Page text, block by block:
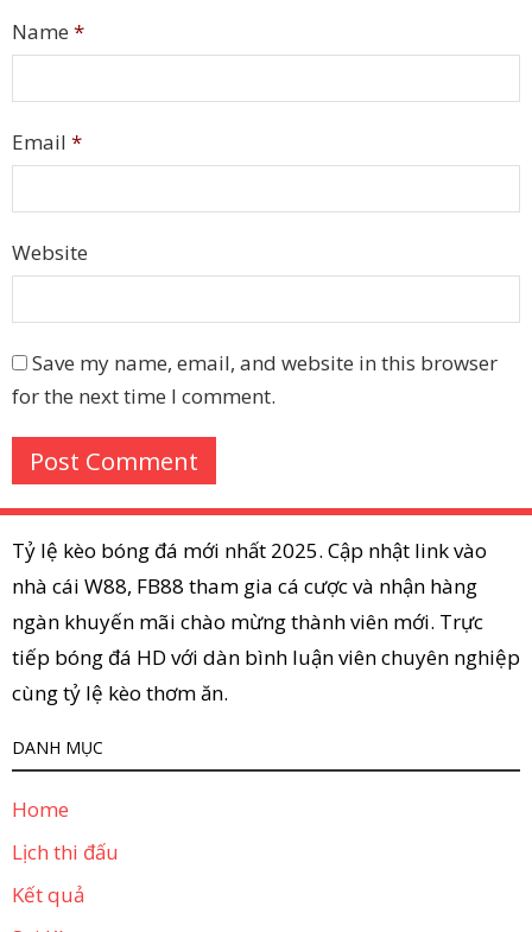
Name *
Email *
Website
Save my name, email, and website in this browser
for the next time I comment.
Tỷ lệ kèo bóng đá mới nhất 2025. Cập nhật link vào
nhà cái W88, FB88 tham gia cá cược và nhận hàng
ngàn khuyến mãi chào mừng thành viên mới. Trực
tiếp bóng đá HD với dàn bình luận viên chuyên nghiệp
cùng tỷ lệ kèo thơm ăn.
DANH MỤC
Home
Lịch thi đấu
Kết quả